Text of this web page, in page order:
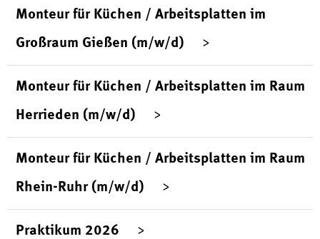
Monteur für Küchen / Arbeitsplatten im
Großraum Gießen (m/w/d)
Monteur für Küchen / Arbeitsplatten im Raum
Herrieden (m/w/d)
Monteur für Küchen / Arbeitsplatten im Raum
Rhein-Ruhr (m/w/d)
Praktikum 2026